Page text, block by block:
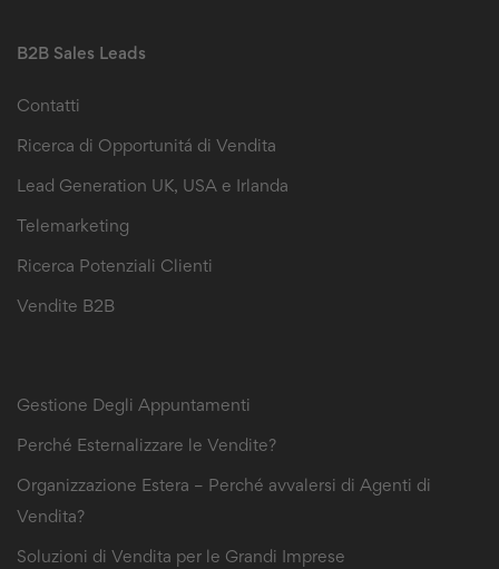
B2B Sales Leads
Contatti
Ricerca di Opportunitá di Vendita
Lead Generation UK, USA e Irlanda
Telemarketing
Ricerca Potenziali Clienti
Vendite B2B
Gestione Degli Appuntamenti
Perché Esternalizzare le Vendite?
Organizzazione Estera – Perché avvalersi di Agenti di
Vendita?
Soluzioni di Vendita per le Grandi Imprese